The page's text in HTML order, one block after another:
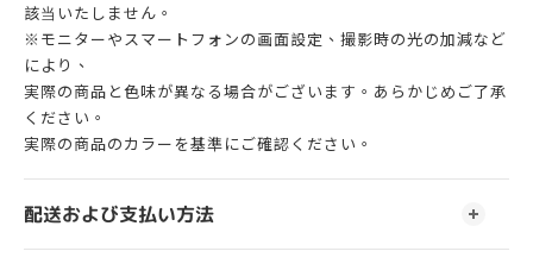
該当いたしません。
※モニターやスマートフォンの画面設定、撮影時の光の加減など
により、
実際の商品と色味が異なる場合がございます。あらかじめご了承
ください。
実際の商品のカラーを基準にご確認ください。
配送および支払い方法